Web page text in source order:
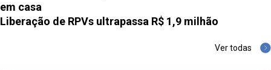
em casa
Liberação de RPVs ultrapassa R$ 1,9 milhão
Ver todas